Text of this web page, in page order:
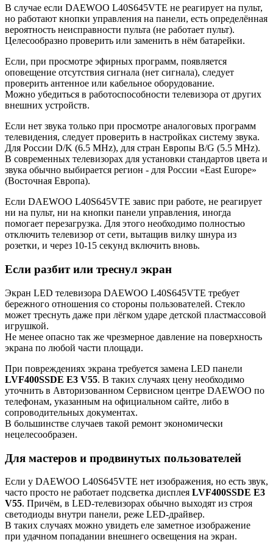
В случае если DAEWOO L40S645VTE не реагирует на пульт,
но работают кнопки управления на панели, есть определённая
вероятность неисправности пульта (не работает пульт).
Целесообразно проверить или заменить в нём батарейки.
Если, при просмотре эфирных программ, появляется
оповещение отсутствия сигнала (нет сигнала), следует
проверить антенное или кабельное оборудование.
Можно убедиться в работоспособности телевизора от других
внешних устройств.
Если нет звука только при просмотре аналоговых программ
телевидения, следует проверить в настройках систему звука.
Для России D/K (6.5 MHz), для стран Европы B/G (5.5 MHz).
В современных телевизорах для установки стандартов цвета и
звука обычно выбирается регион - для России «East Europe»
(Восточная Европа).
Если DAEWOO L40S645VTE завис при работе, не реагирует
ни на пульт, ни на кнопки панели управления, иногда
помогает перезагрузка. Для этого необходимо полностью
отключить телевизор от сети, вытащив вилку шнура из
розетки, и через 10-15 секунд включить вновь.
Если разбит или треснул экран
Экран LED телевизора DAEWOO L40S645VTE требует
бережного отношения со стороны пользователей. Стекло
может треснуть даже при лёгком ударе детской пластмассовой
игрушкой.
Не менее опасно так же чрезмерное давление на поверхность
экрана по любой части площади.
При повреждениях экрана требуется замена LED панели
LVF400SSDE E3 V55. В таких случаях цену необходимо
уточнить в Авторизованном Сервисном центре DAEWOO по
телефонам, указанным на официальном сайте, либо в
сопроводительных документах.
В большинстве случаев такой ремонт экономически
нецелесообразен.
Для мастеров и продвинутых пользователей
Если у DAEWOO L40S645VTE нет изображения, но есть звук,
часто просто не работает подсветка дисплея LVF400SSDE E3
V55. Причём, в LED-телевизорах обычно выходят из строя
светодиоды внутри панели, реже LED-драйвер.
В таких случаях можно увидеть еле заметное изображение
при удачном попадании внешнего освещения на экран.